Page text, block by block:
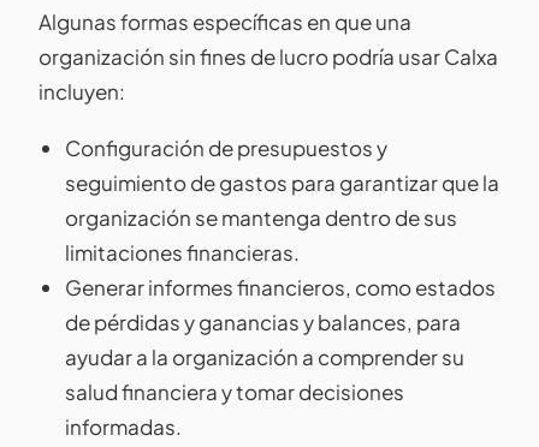
Algunas formas específicas en que una
organización sin fines de lucro podría usar Calxa
incluyen:
Configuración de presupuestos y
seguimiento de gastos para garantizar que la
organización se mantenga dentro de sus
limitaciones financieras.
Generar informes financieros, como estados
de pérdidas y ganancias y balances, para
ayudar a la organización a comprender su
salud financiera y tomar decisiones
informadas.